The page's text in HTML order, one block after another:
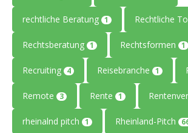
rechtliche Beratung 1 Rechtliche
Rechtsberatung 1 Rechtsformen 1
Recruiting 4 Reisebranche 1
Remote 3 Rente 1
rheinalnd pitch 1 Rheinland-Pitch